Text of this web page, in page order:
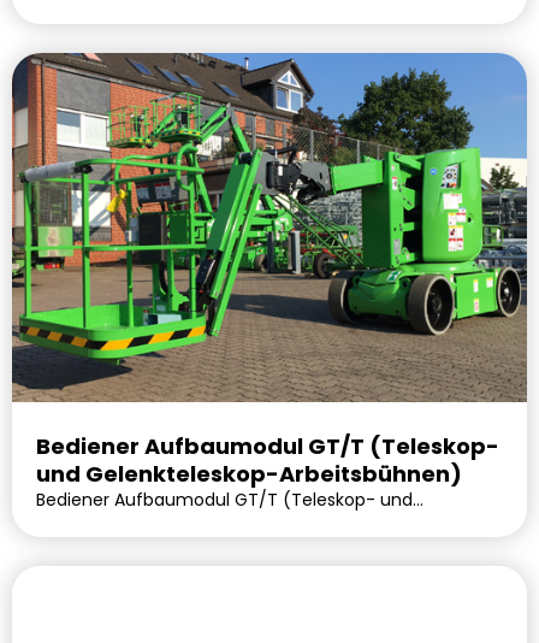
Bediener Aufbaumodul GT/T (Teleskop-
und Gelenkteleskop-Arbeitsbühnen)
Bediener Aufbaumodul GT/T (Teleskop- und